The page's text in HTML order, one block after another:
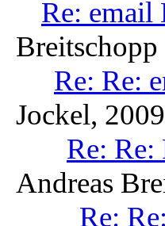
Re: email
Breitschopp
Re: Re:
Jockel,
Re:
Andreas
Re: